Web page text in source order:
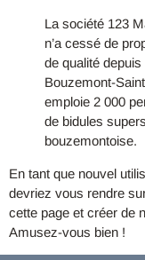
La société 123
n’a cessé de
de qualité
Bouzemont-
emploie 2 000
de bidules
bouzemontoise.
En tant que nouvel
devriez vous rendre
cette page et créer de
Amusez-vous bien !